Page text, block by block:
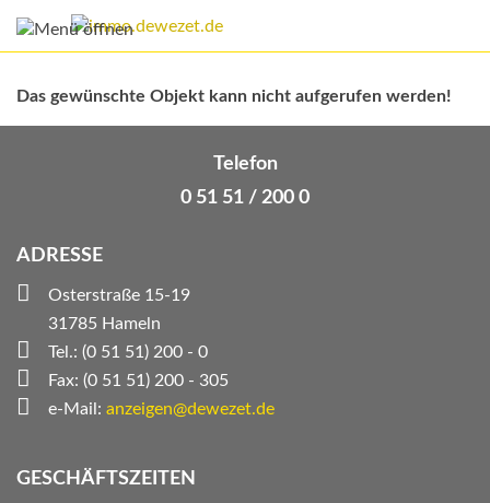
Das gewünschte Objekt kann nicht aufgerufen werden!
Telefon
0 51 51 / 200 0
ADRESSE
Osterstraße 15-19
31785 Hameln
Tel.: (0 51 51) 200 - 0
Fax: (0 51 51) 200 - 305
e-Mail: anzeigen@dewezet.de
GESCHÄFTSZEITEN